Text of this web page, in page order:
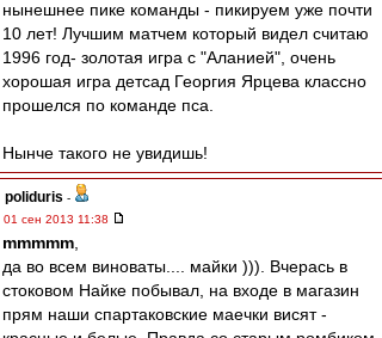
нынешнее пике команды - пикируем уже почти
10 лет! Лучшим матчем который видел считаю
1996 год- золотая игра с "Аланией", очень
хорошая игра детсад Георгия Ярцева классно
прошелся по команде пса.
Нынче такого не увидишь!
poliduris -
01 сен 2013 11:38
mmmmm
да во всем виноваты.... майки ))). Вчерась в
стоковом Найке побывал, на входе в магазин
прям наши спартаковские маечки висят -